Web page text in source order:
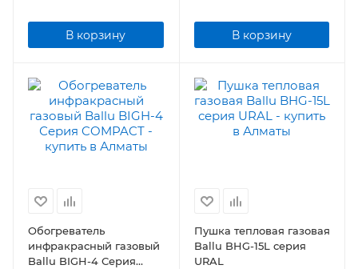
В корзину В корзину
Обогреватель
инфракрасный газовый
Ballu BIGH-4 Серия
Пушка тепловая газовая
Ballu BHG-15L серия
URAL